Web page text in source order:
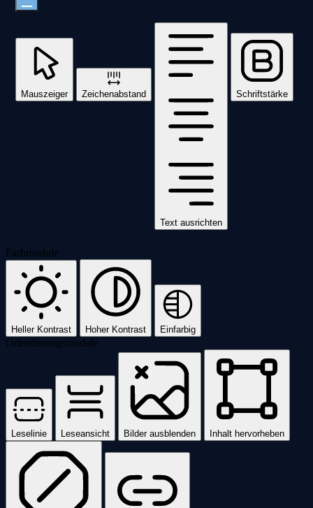
Mauszeiger Zeichenabstand
Text ausrichten
Schriftstärke
Farbmodule
Heller Kontrast Hoher Kontrast Einfarbig
Orientierungsmodule
Leselinie Leseansicht Bilder ausblenden Inhalt hervorheben